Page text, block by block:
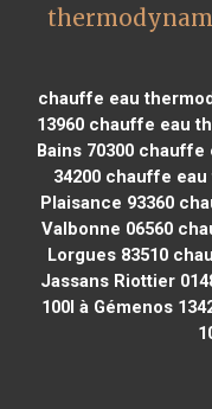
chauffe eau
13960 chauffe eau
Bains 70300 chauffe
34200 chauffe eau
Plaisance 93360
Valbonne 06560
Lorgues 83510
Jassans Riottier
100l à Gémenos